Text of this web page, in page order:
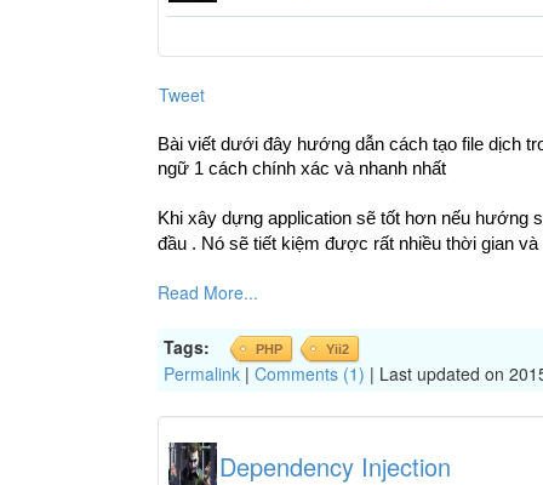
Tweet
Bài viết dưới đây hướng dẫn cách tạo file dịch
ngữ 1 cách chính xác và nhanh nhất
Khi xây dựng application sẽ tốt hơn nếu hướng
đầu . Nó sẽ tiết kiệm được rất nhiều thời gian
Read More...
Tags: PHP Yii2
Permalink | Comments (1) | Last updated on
Dependency Injection